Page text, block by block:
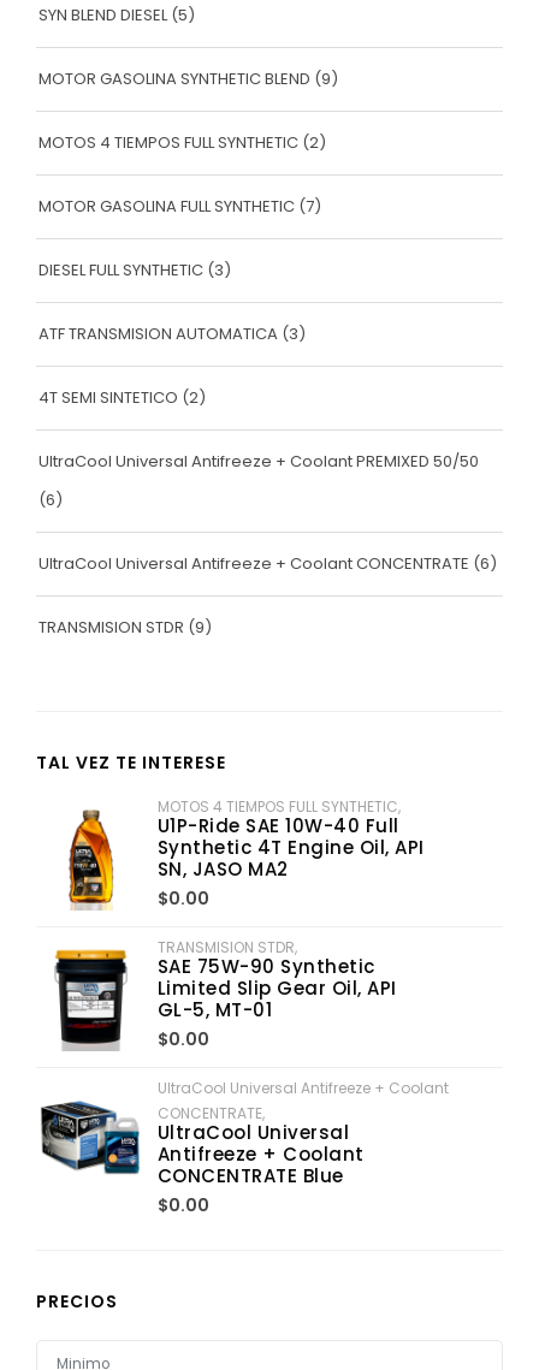
SYN BLEND DIESEL (5)
MOTOR GASOLINA SYNTHETIC BLEND (9)
MOTOS 4 TIEMPOS FULL SYNTHETIC (2)
MOTOR GASOLINA FULL SYNTHETIC (7)
DIESEL FULL SYNTHETIC (3)
ATF TRANSMISION AUTOMATICA (3)
4T SEMI SINTETICO (2)
UltraCool Universal Antifreeze + Coolant PREMIXED 50/50
(6)
UltraCool Universal Antifreeze + Coolant CONCENTRATE (6)
TRANSMISION STDR (9)
TAL VEZ TE INTERESE
MOTOS 4 TIEMPOS FULL SYNTHETIC,
U1P-Ride SAE 10W-40 Full
Synthetic 4T Engine Oil, API
SN, JASO MA2
$0.00
TRANSMISION STDR,
SAE 75W-90 Synthetic
Limited Slip Gear Oil, API
GL-5, MT-01
$0.00
UltraCool Universal Antifreeze + Coolant
CONCENTRATE,
UltraCool Universal
Antifreeze + Coolant
CONCENTRATE Blue
$0.00
PRECIOS